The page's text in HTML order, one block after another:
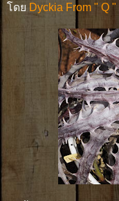
โดย Dyckia From " Q "